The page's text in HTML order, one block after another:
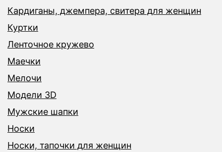
Кардиганы, джемпера, свитера для женщин
Куртки
Ленточное кружево
Маечки
Мелочи
Модели 3D
Мужские шапки
Носки
Носки, тапочки для женщин